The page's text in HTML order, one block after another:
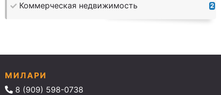
Коммерческая недвижимость 2
МИЛАРИ
8 (909) 598-0738